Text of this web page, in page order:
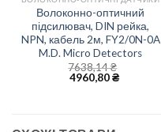
Волоконно-оптичний
підсилювач, DIN рейка,
NPN, кабель 2м, FY2/0N-0A
M.D. Micro Detectors
7638,14₴
4960,80₴